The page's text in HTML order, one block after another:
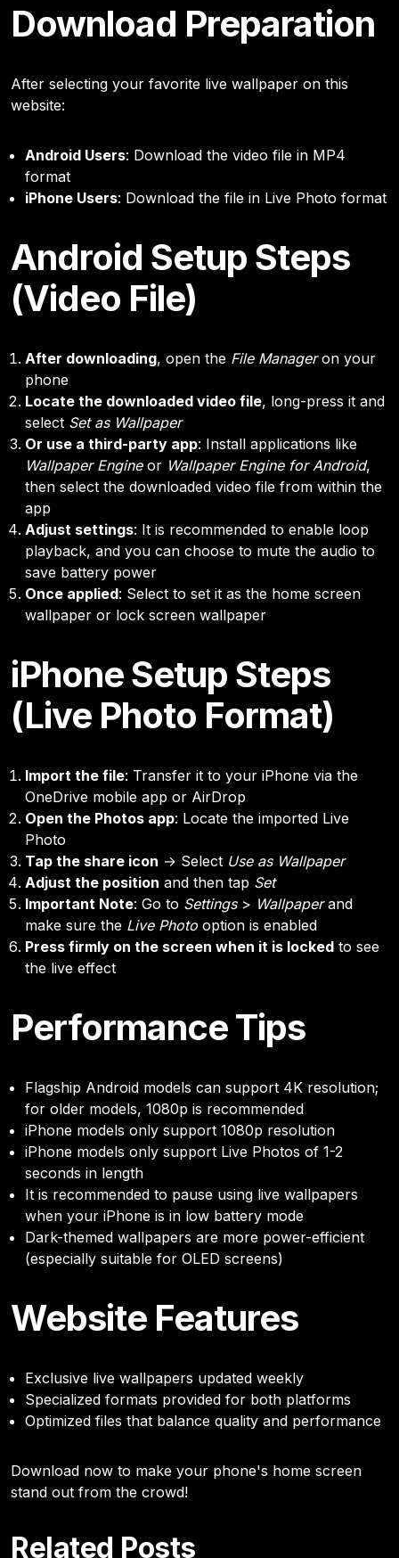
Download Preparation
After selecting your favorite live wallpaper on this
website:
Android Users: Download the video file in MP4
format
iPhone Users: Download the file in Live Photo format
Android Setup Steps
(Video File)
After downloading, open the File Manageron your
phone
Locate the downloaded video file, long-press it and
select Set as Wallpaper
Or use a third-party app: Install applications like
Wallpaper Engineor Wallpaper Engine for Android,
then select the downloaded video file from within the
app
Adjust settings: It is recommended to enable loop
playback, and you can choose to mute the audio to
save battery power
Once applied: Select to set it as the home screen
wallpaper or lock screen wallpaper
iPhone Setup Steps
(Live Photo Format)
Import the file: Transfer it to your iPhone via the
OneDrive mobile app or AirDrop
Open the Photos app: Locate the imported Live
Photo
Tap the share icon → Select Use as Wallpaper
Adjust the position and then tap Set
Important Note: Go to Settings> Wallpaperand
make sure the Live Photo option is enabled
Press firmly on the screen when it is locked to see
the live effect
Performance Tips
Flagship Android models can support 4K resolution;
for older models, 1080p is recommended
iPhone models only support 1080p resolution
iPhone models only support Live Photos of 1-2
seconds in length
It is recommended to pause using live wallpapers
when your iPhone is in low battery mode
Dark-themed wallpapers are more power-efficient
(especially suitable for OLED screens)
Website Features
Exclusive live wallpapers updated weekly
Specialized formats provided for both platforms
Optimized files that balance quality and performance
Download now to make your phone's home screen
stand out from the crowd!
Related Posts